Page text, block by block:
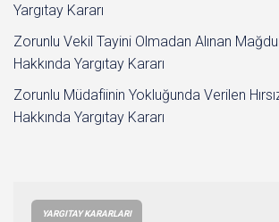
Yargıtay Kararı
Zorunlu Vekil Tayini Olmadan Alınan
Hakkında Yargıtay Kararı
Zorunlu Müdafiinin Yokluğunda Verilen
Hakkında Yargıtay Kararı
YARGITAY KARARLARI